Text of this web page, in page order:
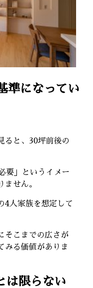
準になってい
ると、30坪前後の
要」というイメー
ません。
4人家族を想定して
そこまでの広さが
みる価値がありま
は限らない